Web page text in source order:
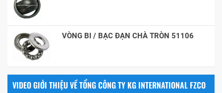
VÒNG BI / BẠC ĐẠN CHÀ TRÒN 51106
VIDEO GIỚI THIỆU VỀ TỔNG CÔNG TY KG INTERNATIONAL FZCO